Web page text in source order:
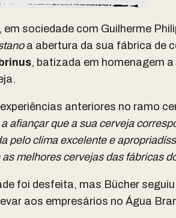
em sociedade com Guilherme
a abertura da sua fábrica de
, batizada em homenagem
anteriores no ramo
a afiançar que a sua cerveja
pelo clima excelente e
melhores cervejas das fábricas
foi desfeita, mas Bücher
aos empresários no Água